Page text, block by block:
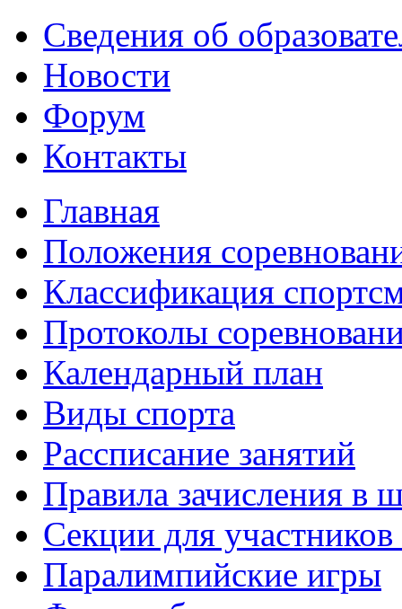
Сведения об
Новости
Форум
Контакты
Главная
Положения
Классификация
Протоколы
Календарный план
Виды спорта
Рассписание занятий
Правила зачисления в
Секции для
Паралимпийские игры